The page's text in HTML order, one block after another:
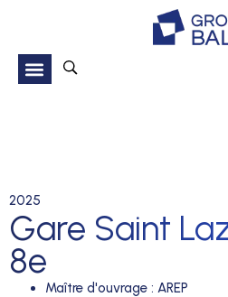
2025
Gare Saint
8e
Maître d'ouvrage : AREP